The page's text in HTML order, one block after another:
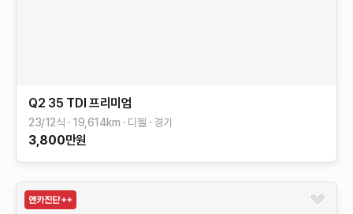
Q2 35 TDI 프리미엄
23/12식 19,614km 디젤 경기
3,800만원